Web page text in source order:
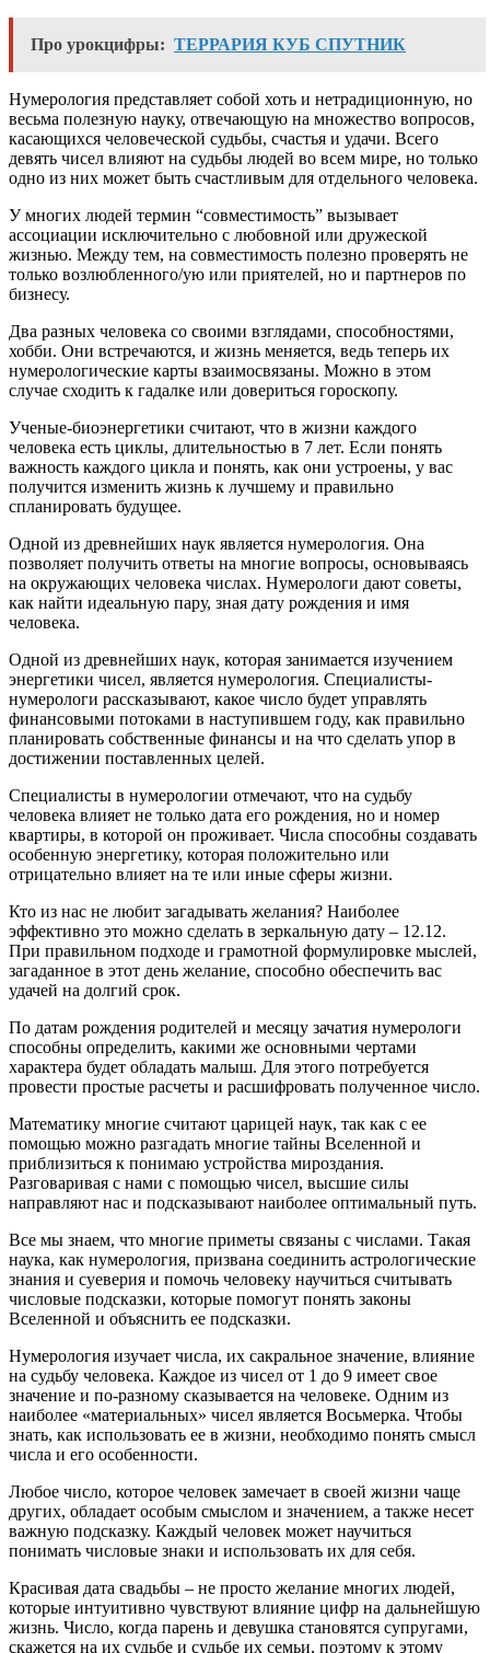
Про урокцифры: ТЕРРАРИЯ КУБ СПУТНИК
Нумерология представляет собой хоть и нетрадиционную, но
весьма полезную науку, отвечающую на множество вопросов,
касающихся человеческой судьбы, счастья и удачи. Всего
девять чисел влияют на судьбы людей во всем мире, но только
одно из них может быть счастливым для отдельного человека.
У многих людей термин “совместимость” вызывает
ассоциации исключительно с любовной или дружеской
жизнью. Между тем, на совместимость полезно проверять не
только возлюбленного/ую или приятелей, но и партнеров по
бизнесу.
Два разных человека со своими взглядами, способностями,
хобби. Они встречаются, и жизнь меняется, ведь теперь их
нумерологические карты взаимосвязаны. Можно в этом
случае сходить к гадалке или довериться гороскопу.
Ученые-биоэнергетики считают, что в жизни каждого
человека есть циклы, длительностью в 7 лет. Если понять
важность каждого цикла и понять, как они устроены, у вас
получится изменить жизнь к лучшему и правильно
спланировать будущее.
Одной из древнейших наук является нумерология. Она
позволяет получить ответы на многие вопросы, основываясь
на окружающих человека числах. Нумерологи дают советы,
как найти идеальную пару, зная дату рождения и имя
человека.
Одной из древнейших наук, которая занимается изучением
энергетики чисел, является нумерология. Специалисты-
нумерологи рассказывают, какое число будет управлять
финансовыми потоками в наступившем году, как правильно
планировать собственные финансы и на что сделать упор в
достижении поставленных целей.
Специалисты в нумерологии отмечают, что на судьбу
человека влияет не только дата его рождения, но и номер
квартиры, в которой он проживает. Числа способны создавать
особенную энергетику, которая положительно или
отрицательно влияет на те или иные сферы жизни.
Кто из нас не любит загадывать желания? Наиболее
эффективно это можно сделать в зеркальную дату – 12.12.
При правильном подходе и грамотной формулировке мыслей,
загаданное в этот день желание, способно обеспечить вас
удачей на долгий срок.
По датам рождения родителей и месяцу зачатия нумерологи
способны определить, какими же основными чертами
характера будет обладать малыш. Для этого потребуется
провести простые расчеты и расшифровать полученное число.
Математику многие считают царицей наук, так как с ее
помощью можно разгадать многие тайны Вселенной и
приблизиться к понимаю устройства мироздания.
Разговаривая с нами с помощью чисел, высшие силы
направляют нас и подсказывают наиболее оптимальный путь.
Все мы знаем, что многие приметы связаны с числами. Такая
наука, как нумерология, призвана соединить астрологические
знания и суеверия и помочь человеку научиться считывать
числовые подсказки, которые помогут понять законы
Вселенной и объяснить ее подсказки.
Нумерология изучает числа, их сакральное значение, влияние
на судьбу человека. Каждое из чисел от 1 до 9 имеет свое
значение и по-разному сказывается на человеке. Одним из
наиболее «материальных» чисел является Восьмерка. Чтобы
знать, как использовать ее в жизни, необходимо понять смысл
числа и его особенности.
Любое число, которое человек замечает в своей жизни чаще
других, обладает особым смыслом и значением, а также несет
важную подсказку. Каждый человек может научиться
понимать числовые знаки и использовать их для себя.
Красивая дата свадьбы – не просто желание многих людей,
которые интуитивно чувствуют влияние цифр на дальнейшую
жизнь. Число, когда парень и девушка становятся супругами,
скажется на их судьбе и судьбе их семьи, поэтому к этому